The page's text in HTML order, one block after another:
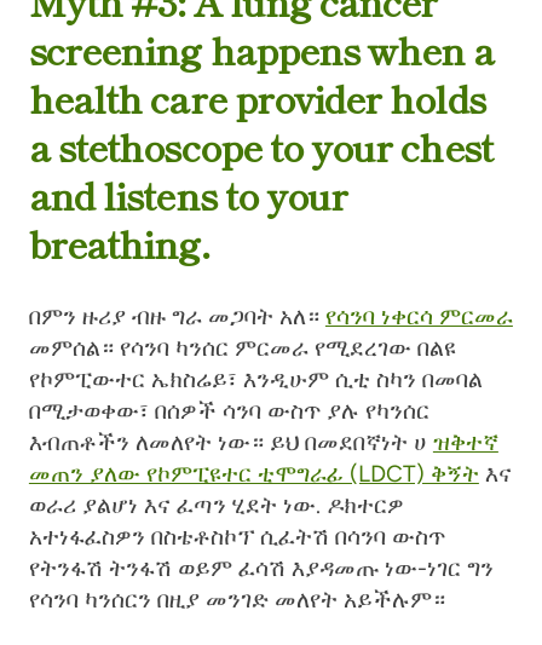
screening happens when a
health care provider holds
a stethoscope to your chest
and listens to your
breathing.
በምን ዙሪያ ብዙ ግራ መጋባት አለ። የሳንባ ነቀርሳ ምርመራ
መምሰል። የሳንባ ካንሰር ምርመራ የሚደረገው በልዩ
የኮምፒውተር ኤክስሬይ፣ እንዲሁም ሲቲ ስካን በመባል
በሚታወቀው፣ በሰዎች ሳንባ ውስጥ ያሉ የካንሰር
እብጠቶችን ለመለየት ነው። ይህ በመደበኛነት ሀ ዝቅተኛ
መጠን ያለው የኮምፒዩተር ቲሞግራፊ (LDCT) ቅኝት እና
ወራሪ ያልሆነ እና ፈጣን ሂደት ነው. ዶክተርዎ
አተነፋፈስዎን በስቴቶስኮፕ ሲፈትሽ በሳንባ ውስጥ
የትንፋሽ ትንፋሽ ወይም ፈሳሽ እያዳመጡ ነው-ነገር ግን
የሳንባ ካንሰርን በዚያ መንገድ መለየት አይችሉም።